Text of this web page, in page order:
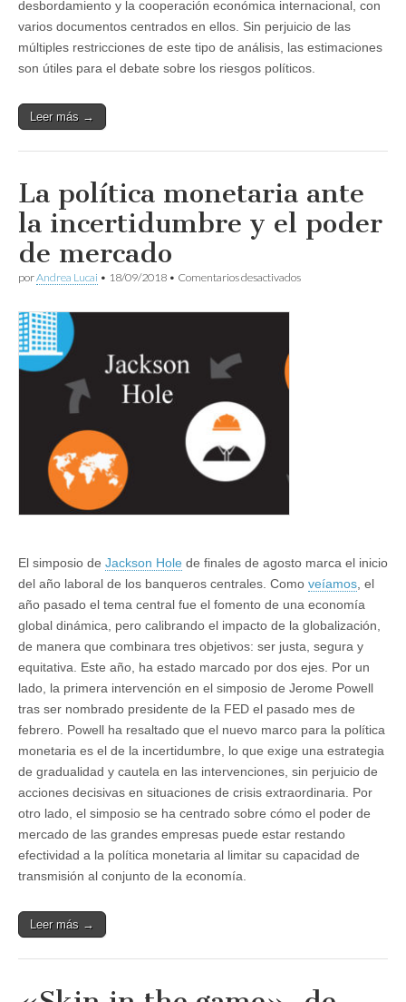
desbordamiento y la cooperación económica internacional, con
varios documentos centrados en ellos. Sin perjuicio de las
múltiples restricciones de este tipo de análisis, las estimaciones
son útiles para el debate sobre los riesgos políticos.
Leer más →
La política monetaria ante
la incertidumbre y el poder
de mercado
porAndrea Lucai • 18/09/2018 • Comentarios desactivadosen
El simposio de Jackson Hole de finales de agosto marca el inicio
del año laboral de los banqueros centrales. Como veíamos , el
año pasado el tema central fue el fomento de una economía
global dinámica, pero calibrando el impacto de la globalización,
de manera que combinara tres objetivos: ser justa, segura y
equitativa. Este año, ha estado marcado por dos ejes. Por un
lado, la primera intervención en el simposio de Jerome Powell
tras ser nombrado presidente de la FED el pasado mes de
febrero. Powell ha resaltado que el nuevo marco para la política
monetaria es el de la incertidumbre, lo que exige una estrategia
de gradualidad y cautela en las intervenciones, sin perjuicio de
acciones decisivas en situaciones de crisis extraordinaria. Por
otro lado, el simposio se ha centrado sobre cómo el poder de
mercado de las grandes empresas puede estar restando
efectividad a la política monetaria al limitar su capacidad de
transmisión al conjunto de la economía.
Leer más →